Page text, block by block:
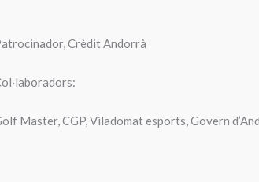
Crèdit Andorrà
Master,CGP, Viladomat esports, Govern